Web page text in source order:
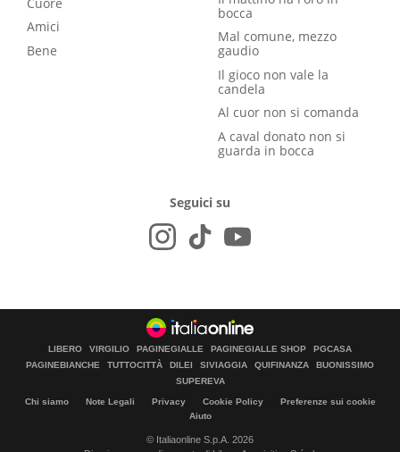
Amici
Bene
bocca
Mal comune, mezzo
gaudio
Il gioco non vale la
candela
Al cuor non si comanda
A caval donato non si
guarda in bocca
Seguici su
LIBERO VIRGILIO PAGINEGIALLE PAGINEGIALLE SHOP
PGCASA
PAGINEBIANCHE
TUTTOCITTÀ DILEI SIVIAGGIA QUIFINANZA
BUONISSIMO
SUPEREVA
Chi siamo Note Legali Privacy Cookie Policy
Preferenze sui cookie
Aiuto
© Italiaonline S.p.A. 2026